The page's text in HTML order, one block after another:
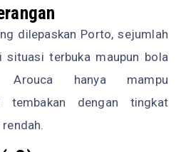
dilepaskan Porto, sejumlah
situasi terbuka maupun bola
Arouca hanya mampu
tembakan dengan tingkat